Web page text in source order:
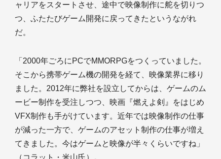
ャリアをスタートさせ、途中で映像制作に舵を切りつ
つ、ふたたびゲーム開発に戻ってきたというながれ
だ。
「2000年ごろにPCでMMORPGをつくっていました。
そこから携帯ゲーム機の開発を経て、映像業界に移り
ました。2012年に弊社を設立してからは、ゲームのム
ービー制作を受注しつつ、映画『燃えよ剣』をはじめ
VFX制作も手がけています。近年では映像制作の仕事
が減った一方で、ゲームのアセット制作の仕事が増え
てきました。今はゲームと映像が半々くらいですね」